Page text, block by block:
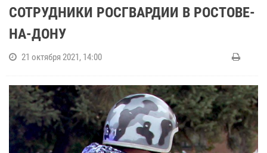
СОТРУДНИКИ РОСГВАРДИИ В РОСТОВЕ-
НА-ДОНУ
21 октября 2021, 14:00